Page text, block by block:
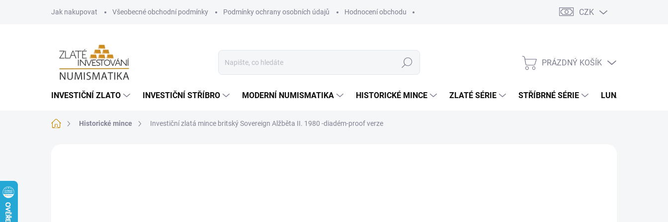
Jak nakupovat Všeobecné obchodní podmínky Podmínky ochrany osobních údajů Hodnocení obchodu CZK
Hledat
NÁKUPNÍ
PRÁZDNÝ KOŠÍK
INVESTIČNÍ ZLATO INVESTIČNÍ STŘÍBRO MODERNÍ NUMISMATIKA HISTORICKÉ MINCE ZLATÉ SÉRIE STŘÍBRNÉ SÉRIE LUNÁRNÍ SÉRIE
Domů Historické mince Investiční zlatá mince britský Sovereign Alžběta II. 1980 -diadém-proof verze